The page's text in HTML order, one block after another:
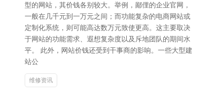
型的网站，其价钱各别较大。举例，鄙俚的企业官网，
一般在几千元到一万元之间；而功能复杂的电商网站或
定制化系统，则可能高达数万元致使更高。这主要取决
于网站的功能需求、遐想复杂度以及斥地团队的期间水
平。 此外，网站价钱还受到干事商的影响。一些大型建
站公
维修资讯